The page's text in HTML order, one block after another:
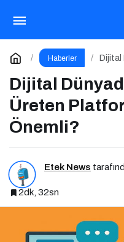
Haberler
Dijital
Dijital
Üreten
Önemli?
Etek News
2dk, 32sn
Dijital
Platform
Yorum Yap